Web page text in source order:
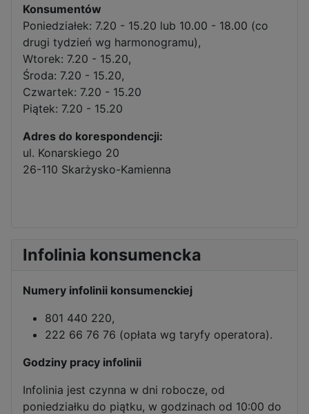
Konsumentów
Poniedziałek: 7.20 - 15.20 lub 10.00 - 18.00 (co
drugi tydzień wg harmonogramu),
Wtorek: 7.20 - 15.20,
Środa: 7.20 - 15.20,
Czwartek: 7.20 - 15.20
Piątek: 7.20 - 15.20
Adres do korespondencji:
ul. Konarskiego 20
26-110 Skarżysko-Kamienna
Infolinia konsumencka
Numery infolinii konsumenckiej
801 440 220,
222 66 76 76 (opłata wg taryfy operatora).
Godziny pracy infolinii
Infolinia jest czynna w dni robocze, od
poniedziałku do piątku, w godzinach od 10:00 do